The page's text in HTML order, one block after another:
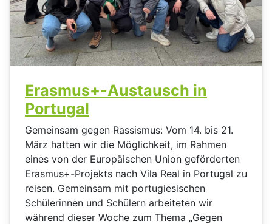
Erasmus+-Austausch in
Portugal
Gemeinsam gegen Rassismus: Vom 14. bis 21.
März hatten wir die Möglichkeit, im Rahmen
eines von der Europäischen Union geförderten
Erasmus+-Projekts nach Vila Real in Portugal zu
reisen. Gemeinsam mit portugiesischen
Schülerinnen und Schülern arbeiteten wir
während dieser Woche zum Thema „Gegen